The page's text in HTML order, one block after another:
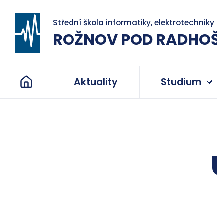
Střední škola informatiky, elektrotechniky
ROŽNOV POD
Aktuality Studium